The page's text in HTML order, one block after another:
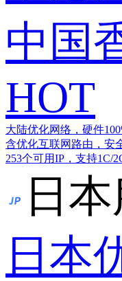
中国
HOT
大陆优化网络，硬件
含优化互联网路由，安
253个可用IP，支持1C/
日
日本